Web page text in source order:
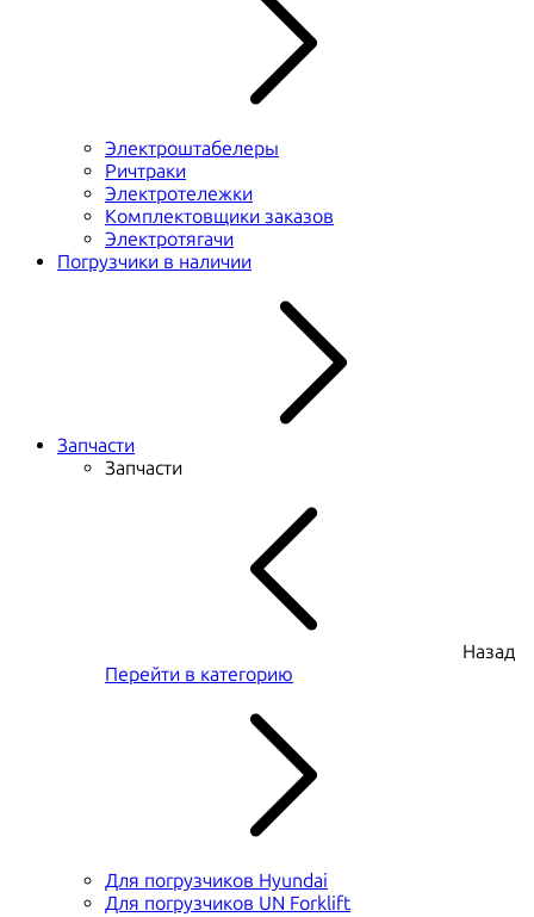
Электроштабелеры
Ричтраки
Электротележки
Комплектовщики заказов
Электротягачи
Погрузчики в наличии
Запчасти
Запчасти
Назад
Перейти в категорию
Для погрузчиков Hyundai
Для погрузчиков UN Forklift